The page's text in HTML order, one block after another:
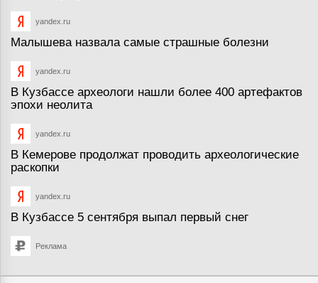
yandex.ru
Малышева назвала самые страшные болезни
yandex.ru
В Кузбассе археологи нашли более 400 артефактов
эпохи неолита
yandex.ru
В Кемерове продолжат проводить археологические
раскопки
yandex.ru
В Кузбассе 5 сентября выпал первый снег
Реклама